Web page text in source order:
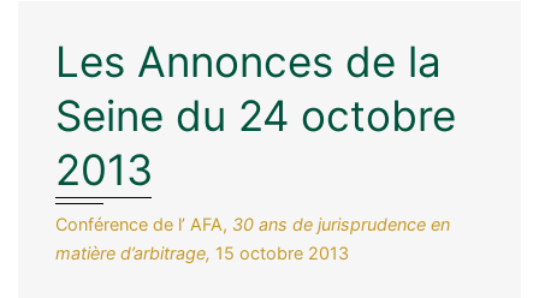
Les Annonces de la
Seine du 24 octobre
2013
Conférence de l’ AFA, 30 ans de jurisprudence en
matière d’arbitrage, 15 octobre 2013